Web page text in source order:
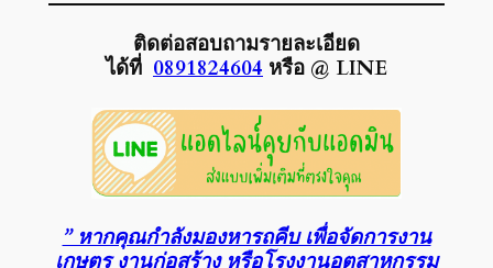
ติดต่อสอบถามรายละเอียด
ได้ที่ 0891824604 หรือ @ LINE
” หากคุณกำลังมองหารถคีบ เพื่อจัดการงาน
เกษตร งานก่อสร้าง หรือโรงงานอุตสาหกรรม